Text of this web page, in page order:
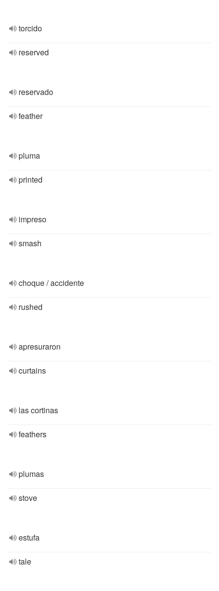
torcido
reserved
reservado
feather
pluma
printed
impreso
smash
choque / accidente
rushed
apresuraron
curtains
las cortinas
feathers
plumas
stove
estufa
tale